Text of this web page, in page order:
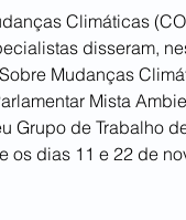
Climáticas
disseram,
Mudanças
Mista
Grupo de Trabalho
dias 11 e 22 de